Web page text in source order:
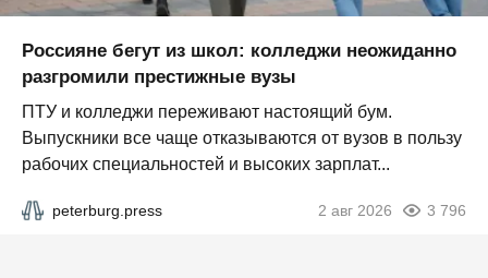
Россияне бегут из школ: колледжи неожиданно
разгромили престижные вузы
ПТУ и колледжи переживают настоящий бум.
Выпускники все чаще отказываются от вузов в пользу
рабочих специальностей и высоких зарплат...
peterburg.press 2 авг 2026 3 796